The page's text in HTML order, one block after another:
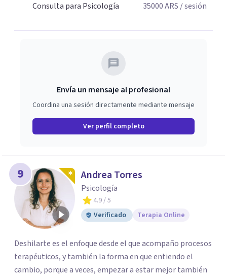
Consulta para Psicología
35000ARS / sesión
Envía un mensaje al profesional
Coordina una sesión directamente mediante mensaje
Ver perfil completo
9 Andrea Torres
Psicología
4.9/ 5
Verificado
Terapia Online
Deshilarte es el enfoque desde el que acompaño procesos
terapéuticos, y también la forma en que entiendo el
cambio, porque a veces, empezar a estar mejor también